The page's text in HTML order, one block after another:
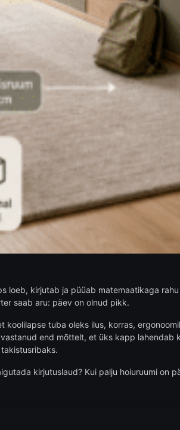
loeb, kirjutab ja püüab matemaatikaga
saab aru: päev on olnud pikk.
tuba oleks ilus, korras,
end mõttelt, et üks kapp lahendab
kirjutuslaud? Kui palju hoiuruumi on